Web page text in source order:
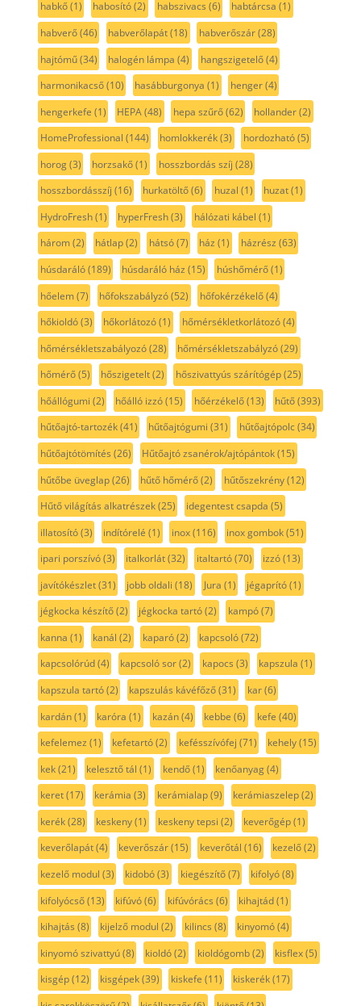
habkő(1) habosító(2) habszivacs (6) habtárcsa (1)
habverő(46) habverőlapát(18) habverőszár(28)
hajtómű(34) halogén lámpa (4) hangszigetelő(4)
harmonikacső(10) hasábburgonya (1) henger(4)
hengerkefe (1) HEPA(48) hepa szűrő(62) hollander(2)
HomeProfessional (144) homlokkerék(3) hordozható(5)
horog(3) horzsakő(1) hosszbordás szíj (28)
hosszbordásszíj (16) hurkatöltő(6) huzal (1) huzat(1)
HydroFresh(1) hyperFresh(3) hálózati kábel (1)
három(2) hátlap(2) hátsó(7) ház (1) házrész (63)
húsdaráló(189) húsdaráló ház (15) húshőmérő(1)
hőelem(7) hőfokszabályzó(52) hőfokérzékelő(4)
hőkioldó(3) hőkorlátozó(1) hőmérsékletkorlátozó(4)
hőmérsékletszabályozó(28) hőmérsékletszabályzó(29)
hőmérő(5) hőszigetelt(2) hőszivattyús szárítógép(25)
hőállógumi (2) hőálló izzó(15) hőérzékelő(13) hűtő(393)
hűtőajtó-tartozék(41) hűtőajtógumi (31) hűtőajtópolc(34)
hűtőajtótömítés (26) Hűtőajtó zsanérok/ajtópántok(15)
hűtőbe üveglap(26) hűtő hőmérő(2) hűtőszekrény(12)
Hűtő világítás alkatrészek(25) idegentest csapda (5)
illatosító(3) indítórelé (1) inox(116) inox gombok(51)
ipari porszívó(3) italkorlát(32) italtartó(70) izzó(13)
javítókészlet(31) jobb oldali (18) Jura (1) jégaprító(1)
jégkocka készítő(2) jégkocka tartó(2) kampó(7)
kanna (1) kanál (2) kaparó(2) kapcsoló(72)
kapcsolórúd(4) kapcsoló sor(2) kapocs (3) kapszula (1)
kapszula tartó(2) kapszulás kávéfőző(31) kar(6)
kardán(1) karóra (1) kazán(4) kebbe (6) kefe (40)
kefelemez (1) kefetartó(2) kefésszívófej (71) kehely(15)
kek(21) kelesztő tál (1) kendő(1) kenőanyag(4)
keret(17) kerámia (3) kerámialap(9) kerámiaszelep(2)
kerék(28) keskeny(1) keskeny tepsi (2) keverőgép(1)
keverőlapát(4) keverőszár(15) keverőtál (16) kezelő(2)
kezelő modul (3) kidobó(3) kiegészítő(7) kifolyó(8)
kifolyócső(13) kifúvó(6) kifúvórács (6) kihajtád(1)
kihajtás (8) kijelző modul (2) kilincs (8) kinyomó(4)
kinyomó szivattyú(8) kioldó(2) kioldógomb(2) kisflex(5)
kisgép(12) kisgépek(39) kiskefe (11) kiskerék(17)